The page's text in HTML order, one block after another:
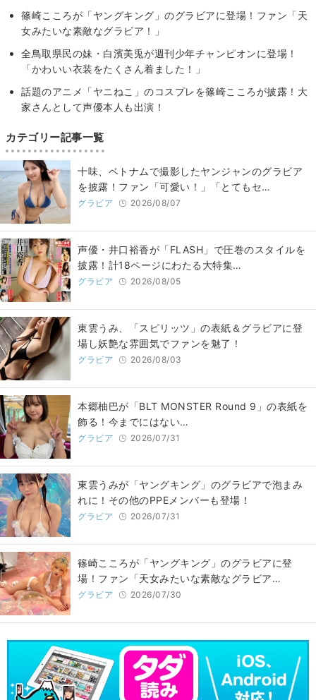
篠崎こころが「ヤングキング」のグラビアに登場！ファン「天
女みたいな素敵なグラビア！」
全鳥取県民の妹・白濱美兎が週刊少年チャンピオンに登場！
「かわいい衣装をたくさん着ました！」
話題のアニメ「ヤニねこ」のコスプレを篠崎こころが披露！大
家さんとして声優本人も出演！
カテゴリー記事一覧
十味、ベトナムで撮影したヤンジャンのグラビア
を披露！ファン「可愛い！」「とてもセ…
グラビア 2026/08/07
声優・井口裕香が「FLASH」で圧巻のスタイルを
披露！計18ページにわたる大特集…
グラビア 2026/08/05
東雲うみ、「スピリッツ」の表紙＆グラビアに登
場し妖艶な雰囲気でファンを魅了！
グラビア 2026/08/03
本郷柚巴が「BLT MONSTER Round 9」の表紙を
飾る！今までにはない…
グラビア 2026/07/31
東雲うみが「ヤングキング」のグラビアで泡まみ
れに！その他のPPEメンバーも登場！
グラビア 2026/07/31
篠崎こころが「ヤングキング」のグラビアに登
場！ファン「天女みたいな素敵なグラビア…
グラビア 2026/07/30